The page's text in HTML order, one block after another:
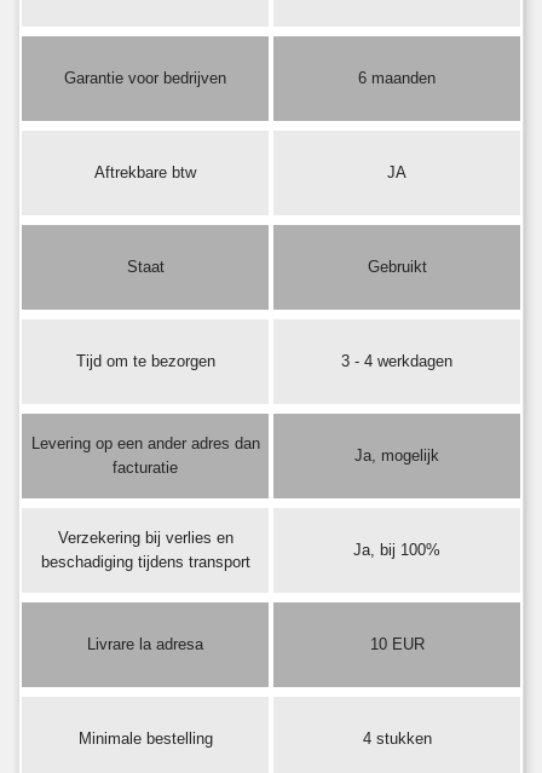
Garantie voor bedrijven 6 maanden
Aftrekbare btw JA
Staat Gebruikt
Tijd om te bezorgen 3 - 4 werkdagen
Levering op een ander adres dan
facturatie
Ja, mogelijk
Verzekering bij verlies en
beschadiging tijdens transport
Ja, bij 100%
Livrare la adresa 10 EUR
Minimale bestelling 4 stukken